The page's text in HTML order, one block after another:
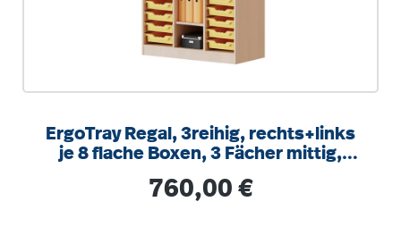
ErgoTray Regal, 3reihig, rechts+links
je 8 flache Boxen, 3 Fächer mittig,
Regulärer Preis:
760,00 €